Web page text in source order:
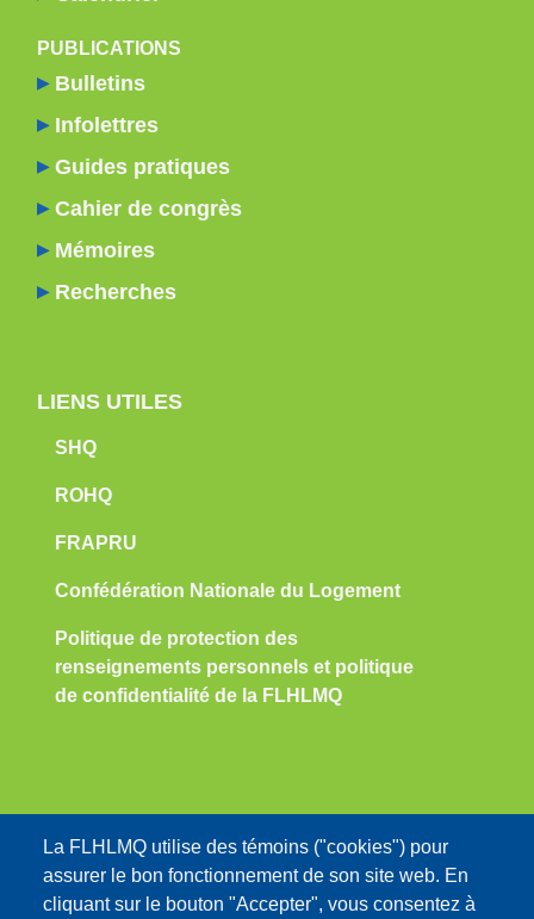
PUBLICATIONS
Bulletins
Infolettres
Guides pratiques
Cahier de congrès
Mémoires
Recherches
LIENS UTILES
SHQ
ROHQ
FRAPRU
Confédération Nationale du Logement
Politique de protection des
renseignements personnels et politique
de confidentialité de la FLHLMQ
Nous contacter:
info@flhlmq.com
La FLHLMQ utilise des témoins ("cookies") pour
assurer le bon fonctionnement de son site web. En
cliquant sur le bouton "Accepter", vous consentez à